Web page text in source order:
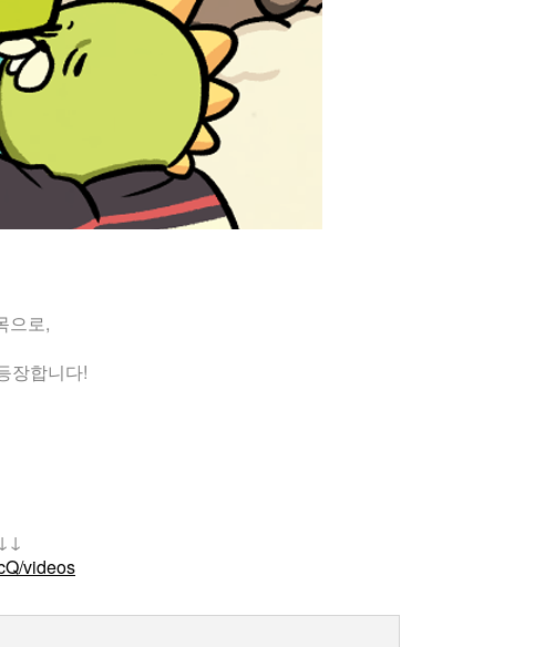
으로,
장합니다!
videos